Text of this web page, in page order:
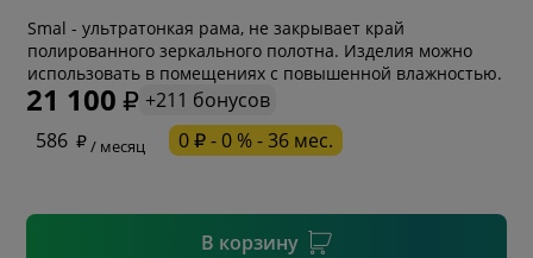
Smal - ультратонкая рама, не закрывает край
полированного зеркального полотна. Изделия можно
использовать в помещениях с повышенной влажностью.
21 100
+211 бонусов
586
/ месяц 0 ₽ - 0 % - 36 мес.
В корзину
* обязательное поле
* необязательное поле